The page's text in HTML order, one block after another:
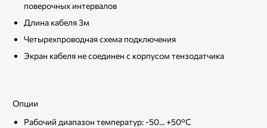
поверочных интервалов
Длина кабеля 3м
Четырехпроводная схема подключения
Экран кабеля не соединен с корпусом тензодатчика
Опции
Рабочий диапазон температур: -50... +50°С